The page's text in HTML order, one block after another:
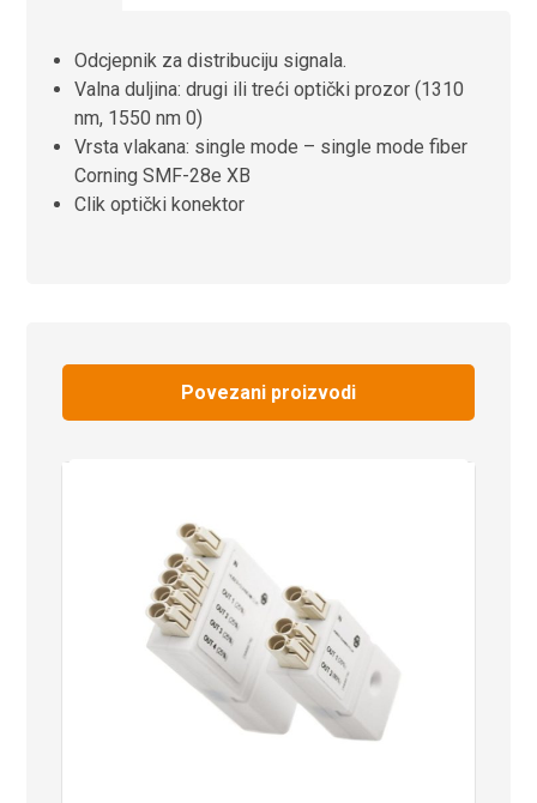
Odcjepnik za distribuciju signala.
Valna duljina: drugi ili treći optički prozor (1310
nm, 1550 nm 0)
Vrsta vlakana: single mode – single mode fiber
Corning SMF-28e XB
Clik optički konektor
Povezani proizvodi